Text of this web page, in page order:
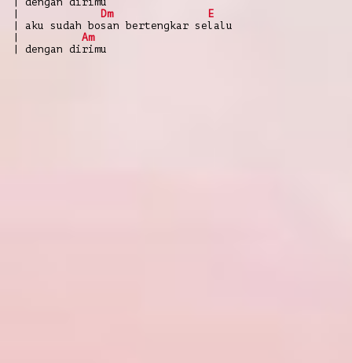
| Dm
E
| aku sudah bosan bertengkar selalu
| Am
| dengan dirimu